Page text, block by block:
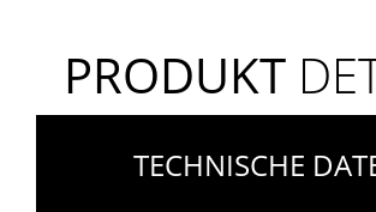
PRODUKT
TECHNISCHE